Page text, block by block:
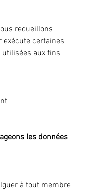
recueillons
exécute certaines
aux fins
les données
à tout membre